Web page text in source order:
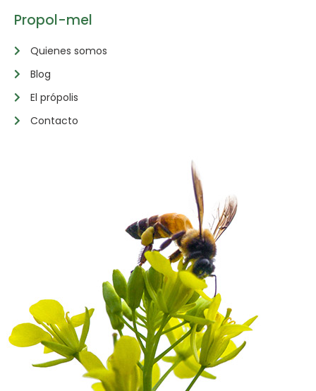
Propol-mel
Quienes somos
Blog
El própolis
Contacto